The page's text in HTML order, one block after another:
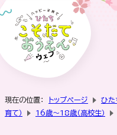
現在の位置： トップページ ひた
育て）
16歳～18歳（高校生）